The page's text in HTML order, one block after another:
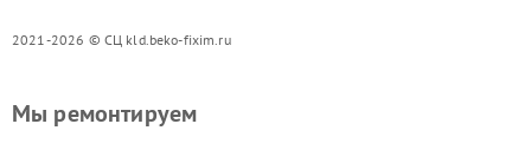
2021-2026 © СЦ kld.beko-fixim.ru
Мы ремонтируем